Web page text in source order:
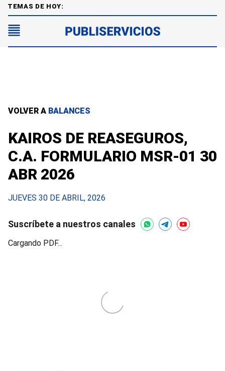
VOLVER A BALANCES
KAIROS DE REASEGUROS,
C.A. FORMULARIO MSR-01 30
ABR 2026
JUEVES 30 DE ABRIL, 2026
Suscríbete a nuestros canales
Cargando PDF...
TEMAS DE HOY: